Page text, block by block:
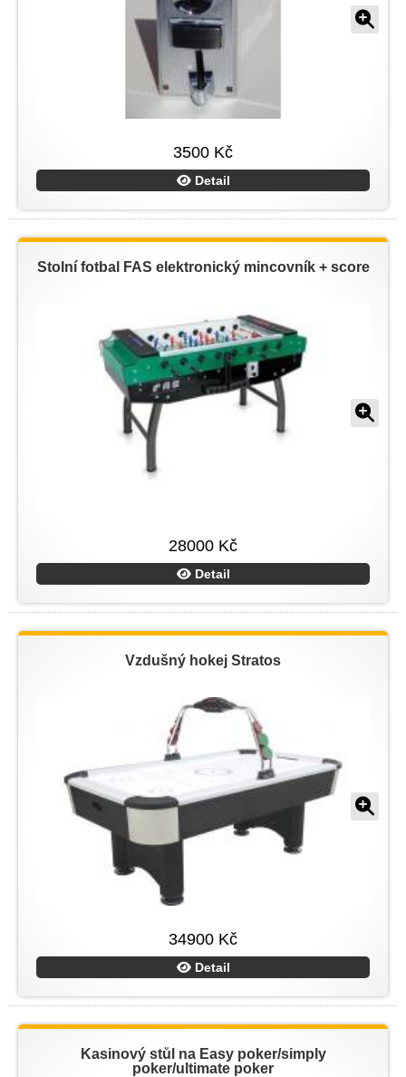
3500 Kč
Detail
Stolní fotbal FAS elektronický mincovník + score
28000 Kč
Detail
Vzdušný hokej Stratos
34900 Kč
Detail
Kasinový stůl na Easy poker/simply
poker/ultimate poker